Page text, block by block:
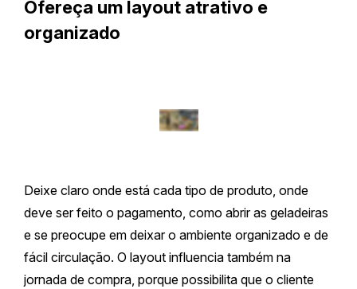
Ofereça um layout atrativo e
organizado
Deixe claro onde está cada tipo de produto, onde
deve ser feito o pagamento, como abrir as geladeiras
e se preocupe em deixar o ambiente organizado e de
fácil circulação. O layout influencia também na
jornada de compra, porque possibilita que o cliente